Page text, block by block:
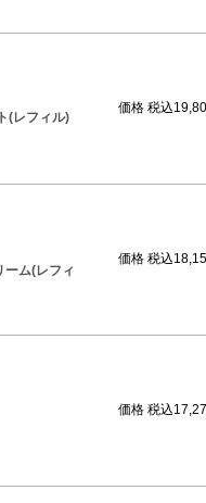
(レフィル)
価格 税込
ーム(レフィ
価格 税込
価格 税込